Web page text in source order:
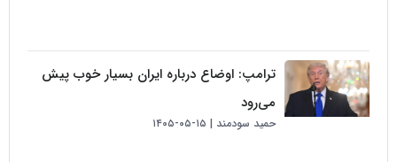
ترامپ: اوضاع درباره ایران بسیار خوب پیش
می‌رود
حمید سودمند ۱۵-۰۵-۱۴۰۵